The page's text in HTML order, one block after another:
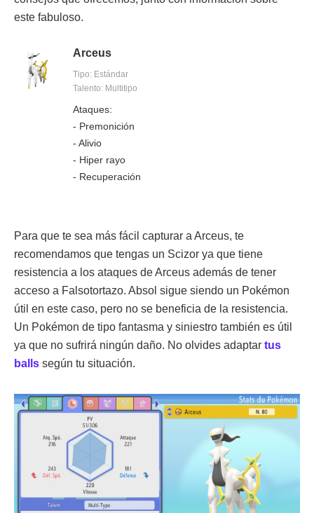
este fabuloso.
Arceus
Tipo: Estándar
Talento: Multitipo
Ataques:
- Premonición
- Alivio
- Hiper rayo
- Recuperación
Para que te sea más fácil capturar a Arceus, te
recomendamos que tengas un Scizor ya que tiene
resistencia a los ataques de Arceus además de tener
acceso a Falsotortazo. Absol sigue siendo un Pokémon
útil en este caso, pero no se beneficia de la resistencia.
Un Pokémon de tipo fantasma y siniestro también es útil
ya que no sufrirá ningún daño. No olvides adaptar tus
balls según tu situación.